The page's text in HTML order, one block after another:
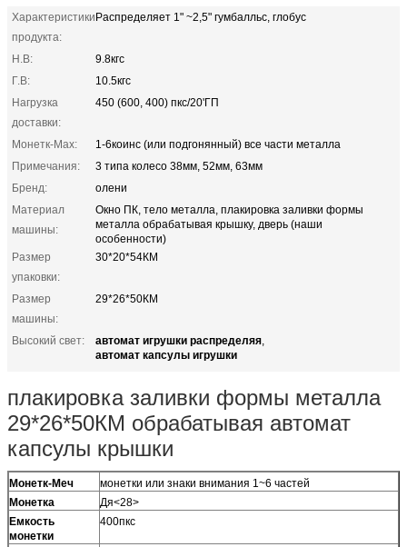
Характеристики
продукта:
Распределяет 1" ~2,5" гумбалльс, глобус
Н.В:
9.8кгс
Г.В:
10.5кгс
Нагрузка
доставки:
450 (600, 400) пкс/20'ГП
Монетк-Мах:
1-6коинс (или подгонянный) все части металла
Примечания:
3 типа колесо 38мм, 52мм, 63мм
Бренд:
олени
Материал
машины:
Окно ПК, тело металла, плакировка заливки формы
металла обрабатывая крышку, дверь (наши
особенности)
Размер
упаковки:
30*20*54КМ
Размер
машины:
29*26*50КМ
Высокий свет: автомат игрушки распределяя,
автомат капсулы игрушки
плакировка заливки формы металла
29*26*50КМ обрабатывая автомат
капсулы крышки
Монетк-Меч
монетки или знаки внимания 1~6 частей
Монетка
Дя<28>
Емкость
монетки
400пкс